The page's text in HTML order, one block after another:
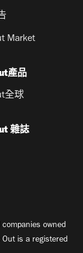
Market
產品
全球
雜誌
owned
Out is a registered